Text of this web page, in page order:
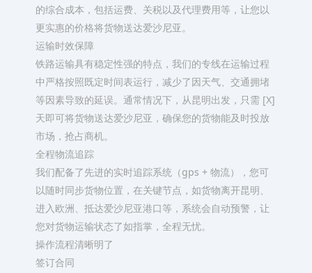
的综合成本，包括运费、关税以及代理费用等，让您以
更实惠的价格将货物送达爱沙尼亚。​
运输时效保障​
铁路运输具有稳定性强的特点，我们的专线在运输过程
中严格按照既定时间表运行，减少了因天气、交通拥堵
等因素导致的延误。通常情况下，从昆明出发，只需 [X]
天即可将货物送达爱沙尼亚，确保您的货物能及时投放
市场，抢占商机。​
全程物流追踪​
我们配备了先进的实时追踪系统（gps + 物流），您可
以随时同步货物位置，在关键节点，如货物离开昆明、
进入欧洲、抵达爱沙尼亚港口等，系统会自动预警，让
您对货物运输状态了如指掌，全程无忧。​
操作流程清晰明了​
签订合同​